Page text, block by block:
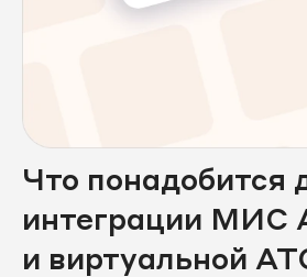
Что понадобится
интеграции МИС
и виртуальной